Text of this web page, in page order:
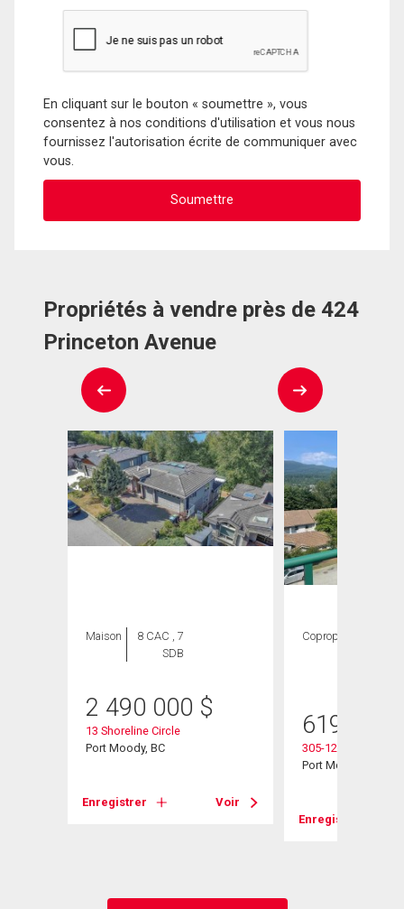
En cliquant sur le bouton « soumettre », vous
consentez à nos conditions d'utilisation et vous nous
fournissez l'autorisation écrite de communiquer avec
vous.
Propriétés à vendre près de 424
Princeton Avenue
Maison
8 CAC , 7
SDB
2 490 000 $
13 Shoreline Circle
Port Moody, BC
Enregistrer Voir
Copropriété
619 900
305-121 Shoreline
Port Moody, BC
Enregistrer